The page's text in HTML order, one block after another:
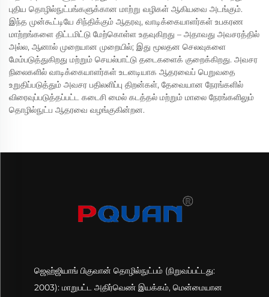
புதிய தொழில்நுட்பங்களுக்கான மாற்று வழிகள் ஆகியவை அடங்கும்.
இந்த முன்கூட்டியே சிந்திக்கும் ஆதரவு, வாடிக்கையாளர்கள் உபகரண
மாற்றங்களை திட்டமிட்டு மேற்கொள்ள உதவுகிறது – அதாவது அவசரத்தில்
அல்ல, ஆனால் முறையான முறையில்; இது மூலதன செலவுகளை
மேம்படுத்துகிறது மற்றும் செயல்பாட்டு தடைகளைக் குறைக்கிறது. அவசர
நிலைகளில் வாடிக்கையாளர்கள் உடனடியாக ஆதரவைப் பெறுவதை
உறுதிப்படுத்தும் அவசர பதிலளிப்பு திறன்கள், தேவையான நேரங்களில்
விரைவுப்படுத்தப்பட்ட கடைசி மைல் கடத்தல் மற்றும் மாலை நேரங்களிலும்
தொழில்நுட்ப ஆதரவை வழங்குகின்றன.
ஜெஹ்ஜியாங் பிகுவான் தொழில்நுட்பம் (நிறுவப்பட்டது:
2003): மாறுபட்ட அதிர்வெண் இயக்கம், மென்மையான